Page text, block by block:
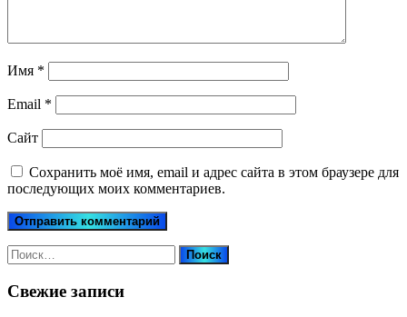
Имя *
Email *
Сайт
Сохранить моё имя, email и адрес сайта в этом браузере для
последующих моих комментариев.
Найти:
Свежие записи